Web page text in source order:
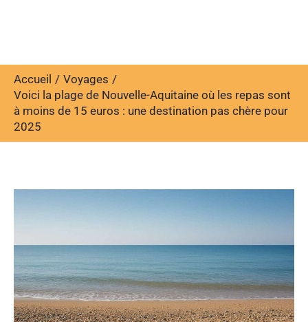
Accueil
Voyages
Voici la plage de Nouvelle-Aquitaine où les repas sont
à moins de 15 euros : une destination pas chère pour
2025